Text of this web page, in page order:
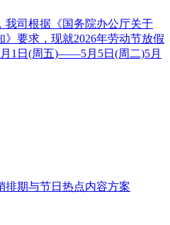
我司根据《国务院办公厅关于
》要求，现就2026年劳动节放假
1日(周五)——5月5日(周二)5月
排期与节日热点内容方案